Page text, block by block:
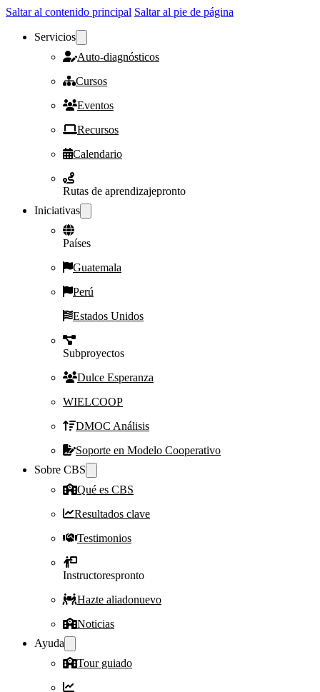
Saltar al contenido principal Saltar al pie de página
Servicios
Auto-diagnósticos
Cursos
Eventos
Recursos
Calendario
Rutas de aprendizajepronto
Iniciativas
Países
Guatemala
Perú
Estados Unidos
Subproyectos
Dulce Esperanza
WIELCOOP
DMOC Análisis
Soporte en Modelo Cooperativo
Sobre CBS
Qué es CBS
Resultados clave
Testimonios
Instructorespronto
Hazte aliadonuevo
Noticias
Ayuda
Tour guiado